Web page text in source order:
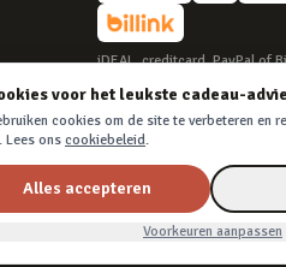
iDEAL, creditcard, PayPal of
BEZORGING
Voor 22:45 besteld,
dagen retourneren.
voor het leukste cadeau-
cookies om de site te verbeteren en
Lees ons cookiebeleid.
Alles accepteren
Voorkeuren aanpassen